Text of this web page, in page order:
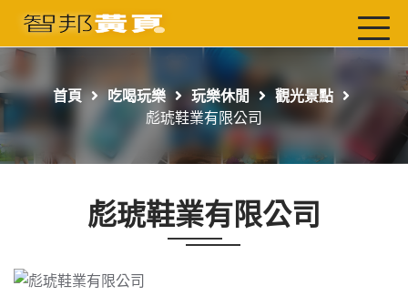
首頁
工商服務
首頁 吃喝玩樂 玩樂休閒
觀光景點
彪琥鞋業有限公司
彪琥鞋業有限公司